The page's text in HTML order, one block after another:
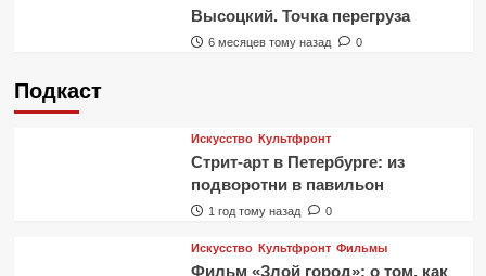
Высоцкий. Точка перегруза
6 месяцев тому назад 0
Подкаст
Искусство Культфронт
Стрит-арт в Петербурге: из
подворотни в павильон
1 год тому назад 0
Искусство Культфронт Фильмы
Фильм «Злой город»: о том, как